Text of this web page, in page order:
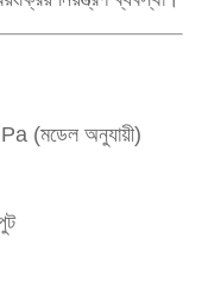
(মডেল অনুযায়ী)